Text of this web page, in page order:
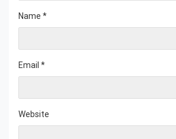
Name *
Email *
Website